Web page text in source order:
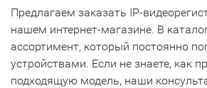
Предлагаем заказать IP-
нашем интернет-магазине. В
ассортимент, который постоянно
устройствами. Если не знаете, как
подходящую модель, наши